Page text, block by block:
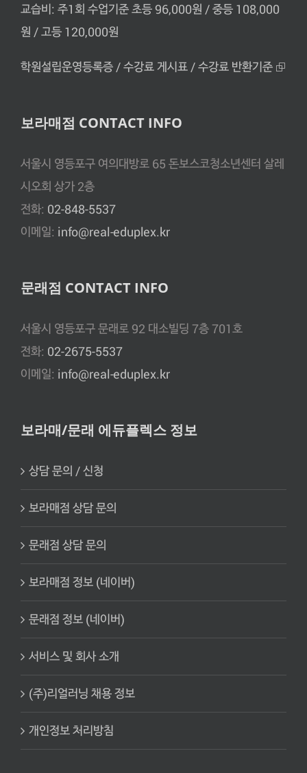
교습비: 주1회 수업기준 초등 96,000원 / 중등 108,000
원 / 고등 120,000원
학원설립운영등록증 / 수강료 게시표 / 수강료 반환기준 ⮺
보라매점 CONTACT INFO
서울시 영등포구 여의대방로 65 돈보스코청소년센터 살레
시오회 상가 2층
전화: 02-848-5537
이메일: info@real-eduplex.kr
문래점 CONTACT INFO
서울시 영등포구 문래로 92 대소빌딩 7층 701호
전화: 02-2675-5537
이메일: info@real-eduplex.kr
보라매/문래 에듀플렉스 정보
상담 문의 / 신청
보라매점 상담 문의
문래점 상담 문의
보라매점 정보 (네이버)
문래점 정보 (네이버)
서비스 및 회사 소개
(주)리얼러닝 채용 정보
개인정보 처리방침